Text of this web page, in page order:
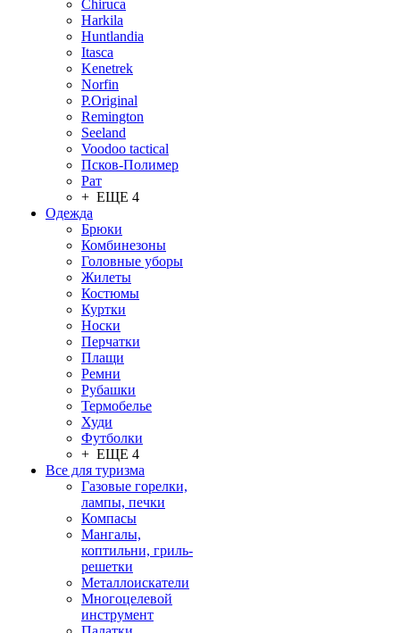
Chiruсa
Harkila
Huntlandia
Itasca
Kenetrek
Norfin
P.Original
Remington
Seeland
Voodoo tactical
Псков-Полимер
Рат
+ ЕЩЕ 4
Одежда
Брюки
Комбинезоны
Головные уборы
Жилеты
Костюмы
Куртки
Носки
Перчатки
Плащи
Ремни
Рубашки
Термобелье
Худи
Футболки
+ ЕЩЕ 4
Все для туризма
Газовые горелки,
лампы, печки
Компасы
Мангалы,
коптильни, гриль-
решетки
Металлоискатели
Многоцелевой
инструмент